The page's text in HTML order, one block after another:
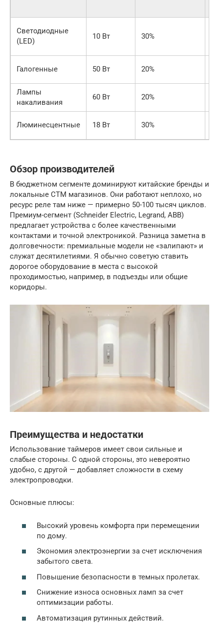
Светодиодные
(LED)
10 Вт 30%
Галогенные 50 Вт 20%
Лампы
накаливания
60 Вт 20%
Люминесцентные 18 Вт 30%
Обзор производителей
В бюджетном сегменте доминируют китайские бренды и
локальные СТМ магазинов. Они работают неплохо, но
ресурс реле там ниже — примерно 50-100 тысяч циклов.
Премиум-сегмент (Schneider Electric, Legrand, ABB)
предлагает устройства с более качественными
контактами и точной электроникой. Разница заметна в
долговечности: премиальные модели не «залипают» и
служат десятилетиями. Я обычно советую ставить
дорогое оборудование в места с высокой
проходимостью, например, в подъезды или общие
коридоры.
Преимущества и недостатки
Использование таймеров имеет свои сильные и
слабые стороны. С одной стороны, это невероятно
удобно, с другой — добавляет сложности в схему
электропроводки.
Основные плюсы:
Высокий уровень комфорта при перемещении
по дому.
Экономия электроэнергии за счет исключения
забытого света.
Повышение безопасности в темных пролетах.
Снижение износа основных ламп за счет
оптимизации работы.
Автоматизация рутинных действий.